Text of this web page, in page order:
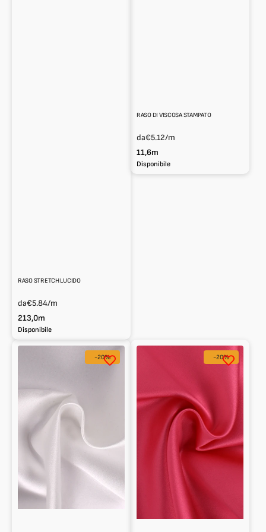
RASO STRETCH LUCIDO
da€5.84/m
213,0m
Disponibile
RASO DI VISCOSA STAMPATO
da€5.12/m
11,6m
Disponibile
-20%
Raso
-20%